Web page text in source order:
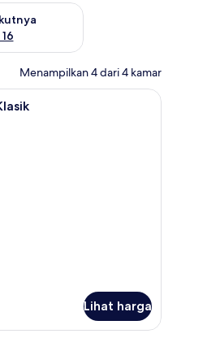
akhir pekan berikutnya Agu 14 -
Menampilkan 4 dari 4 kamar
Fi gratis
1 kamar tidur, meja kerja, setrika/meja
Lihat harga